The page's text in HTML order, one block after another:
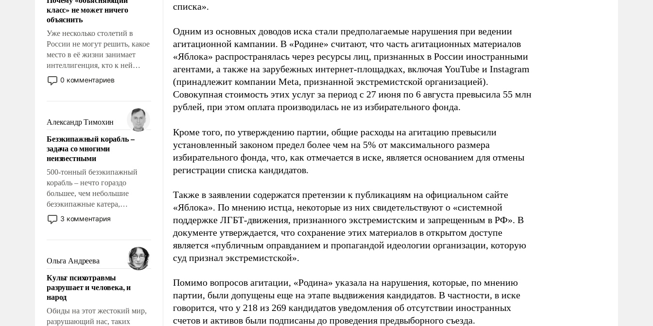
класс» не может ничего
объяснить
Уже несколько столетий в
России не могут решить, какое
место в её жизни занимает
интеллигенция, кто к ней
принадлежит, а кого из неё
исключили с правом
чем она отличается от просто
образованных людей. Иногда
казалось, что эти вопросы
решены раз и навсегда, но –
нет, не решены.
0 комментариев
Александр Тимохин
Безэкипажный корабль –
задача со многими
неизвестными
500-тонный безэкипажный
корабль – нечто гораздо
большее, чем небольшие
безэкипажные катера,
применение которых уже
стало обыденностью. Задача по
сложна и амбициозна. Однако
и ее реализация радикально
поднимет наши боевые
возможности.
3 комментария
Ольга Андреева
Культ психотравмы
разрушает и человека, и
народ
Обиды на этот жестокий мир,
разрушающий нас, таких
списка».
Одним из основных доводов иска стали предполагаемые нарушения при ведении
агитационной кампании. В «Родине» считают, что часть агитационных материалов
«Яблока» распространялась через ресурсы лиц, признанных в России иностранными
агентами, а также на зарубежных интернет-площадках, включая YouTube и Instagram
(принадлежит компании Meta, признанной экстремистской организацией).
Совокупная стоимость этих услуг за период с 27 июня по 6 августа превысила 55 млн
рублей, при этом оплата производилась не из избирательного фонда.
Кроме того, по утверждению партии, общие расходы на агитацию превысили
установленный законом предел более чем на 5% от максимального размера
избирательного фонда, что, как отмечается в иске, является основанием для отмены
регистрации списка кандидатов.
Также в заявлении содержатся претензии к публикациям на официальном сайте
«Яблока». По мнению истца, некоторые из них свидетельствуют о «системной
поддержке ЛГБТ-движения, признанного экстремистским и запрещенным в РФ». В
документе утверждается, что сохранение этих материалов в открытом доступе
является «публичным оправданием и пропагандой идеологии организации, которую
суд признал экстремистской».
Помимо вопросов агитации, «Родина» указала на нарушения, которые, по мнению
партии, были допущены еще на этапе выдвижения кандидатов. В частности, в иске
говорится, что у 218 из 269 кандидатов уведомления об отсутствии иностранных
счетов и активов были подписаны до проведения предвыборного съезда.